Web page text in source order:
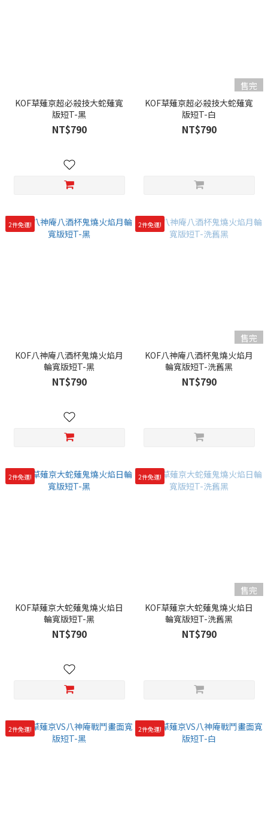
KOF草薙京超必殺技大蛇薙寬
版短T-黑
NT$790
售完
KOF草薙京超必殺技大蛇薙寬
版短T-白
NT$790
2件免運!
KOF八神庵八酒杯鬼燒火焰月
輪寬版短T-黑
NT$790
2件免運!
售完
KOF八神庵八酒杯鬼燒火焰月
輪寬版短T-洗舊黑
NT$790
2件免運!
KOF草薙京大蛇薙鬼燒火焰日
輪寬版短T-黑
NT$790
2件免運!
售完
KOF草薙京大蛇薙鬼燒火焰日
輪寬版短T-洗舊黑
NT$790
2件免運! 2件免運!